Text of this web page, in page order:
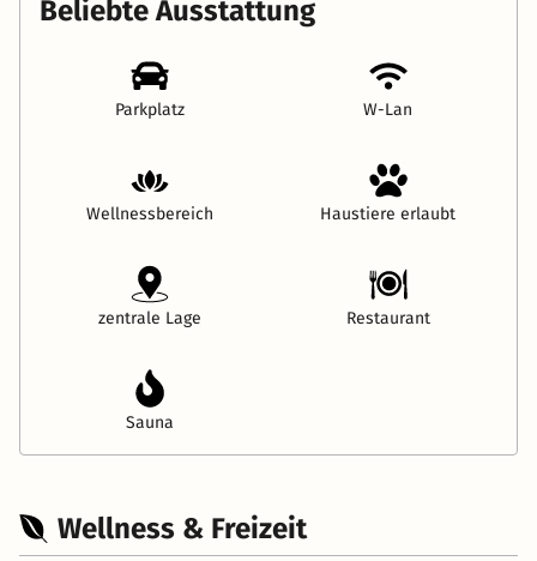
Beliebte Ausstattung
Parkplatz W-Lan
Wellnessbereich Haustiere erlaubt
zentrale Lage Restaurant
Sauna
Wellness & Freizeit